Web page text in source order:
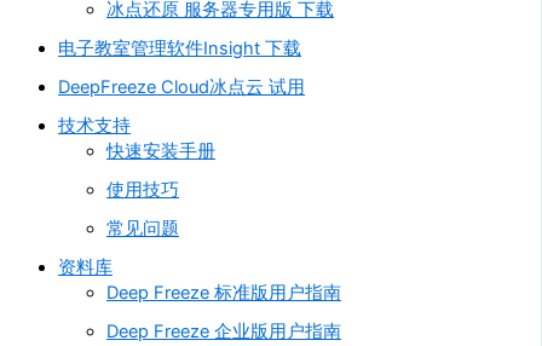
冰点还原 服务器专用版 下载
电子教室管理软件Insight 下载
DeepFreeze Cloud冰点云 试用
技术支持
快速安装手册
使用技巧
常见问题
资料库
Deep Freeze 标准版用户指南
Deep Freeze 企业版用户指南